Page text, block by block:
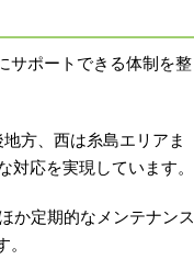
サポートできる体制を整
方、西は糸島エリアま
応を実現しています。
か定期的なメンテナンス